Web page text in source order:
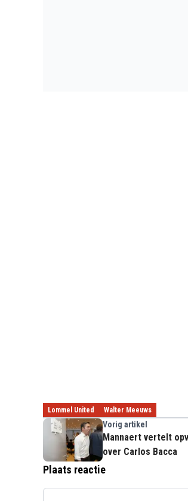
Lommel United Walter Meeuws
Vorig artikel
Mannaert vertelt
over Carlos Bacca
Plaats reactie